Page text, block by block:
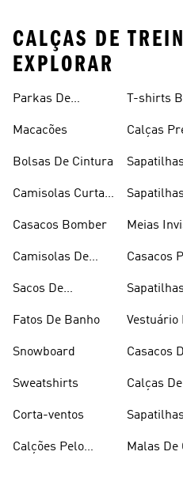
CALÇAS DE
EXPLORAR
Parkas De
Macacões
Bolsas De Cintura
Camisolas Curtas
Casacos Bomber
Camisolas De
Sacos De
Fatos De Banho
Snowboard
Sweatshirts
Corta-ventos
Calções Pelo
T-shirts
Calças
Sapatilhas
Meias
Casacos
Sapatilhas
Vestuário
Casacos
Calças
Sapatilhas
Malas De